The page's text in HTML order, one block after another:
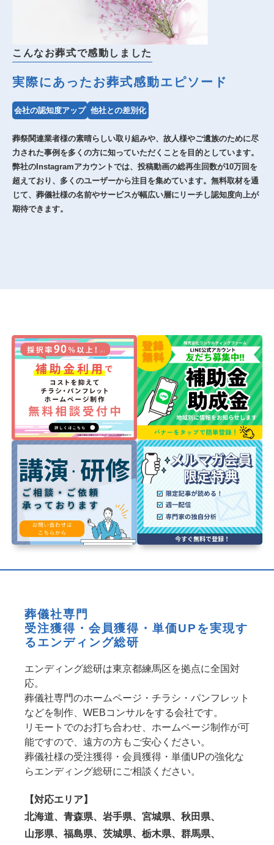
こんなお葬式で感動しました
実際にあったお葬式感動エピソード
会社の認知度アップ 他社との差別化
葬祭関連業者様の素晴らしい取り組みや、故人様やご遺族のために尽
力された事例を多くの方に知っていただくことを目的としています。
弊社のInstagramアカウントでは、投稿動画の総再生回数が10万回を
超えており、多くのユーザーから注目を集めています。無料取材を通
じて、葬儀社様の名前やサービスが幅広い層にリーチし認知度向上が
期待できます。
葬儀社専門
受注獲得・会員獲得・単価UPを実現す
るエンディング総研
エンディング総研は東京都練馬区を拠点に全国対
応。
葬儀社専門のホームページ・チラシ・パンフレット
などを制作、WEBコンサルをする会社です。
リモートでのお打ち合わせ、ホームページ制作が可
能ですので、遠方の方もご安心ください。
葬儀社様の受注獲得・会員獲得・単価UPの強化な
らエンディング総研にご相談ください。
【対応エリア】
北海道、青森県、岩手県、宮城県、秋田県、
山形県、福島県、茨城県、栃木県、群馬県、